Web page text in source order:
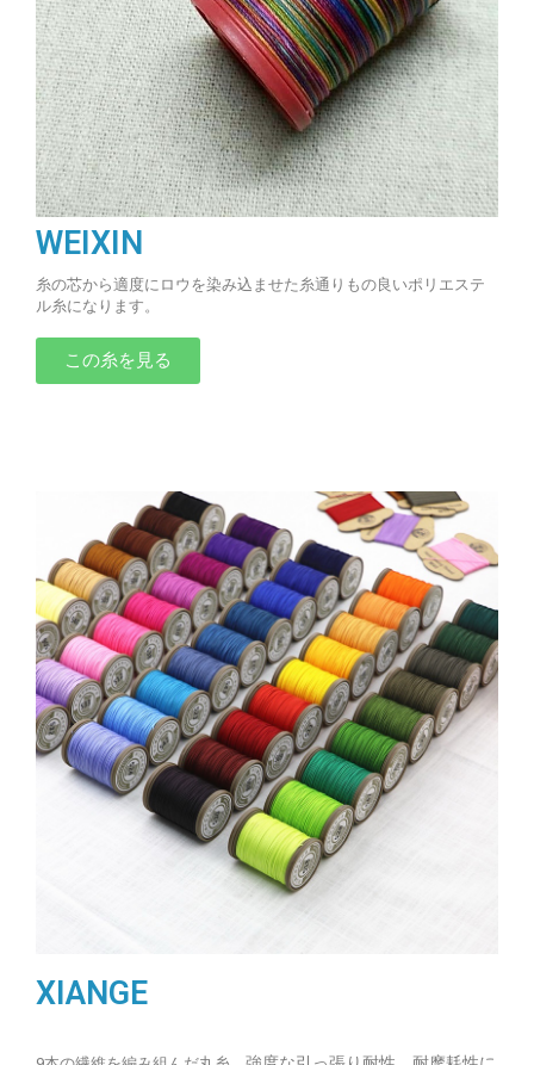
WEIXIN
糸の芯から適度にロウを染み込ませた糸通りもの良いポリエステ
ル糸になります。
この糸を見る
XIANGE